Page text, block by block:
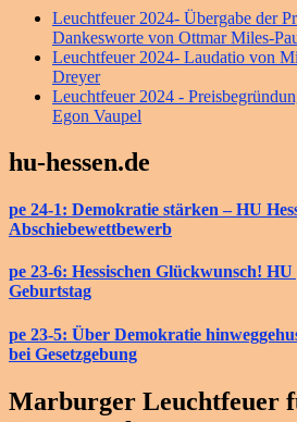
Leuchtfeuer 2024- Übergabe der
Dankesworte von Ottmar Miles-
Leuchtfeuer 2024- Laudatio von
Dreyer
Leuchtfeuer 2024 -
Egon Vaupel
hu-hessen.de
pe 24-1: Demokratie stärken – HU
Abschiebewettbewerb
pe 23-6: Hessischen Glückwunsch!
Geburtstag
pe 23-5: Über Demokratie
bei Gesetzgebung
Marburger Leuchtfeuer